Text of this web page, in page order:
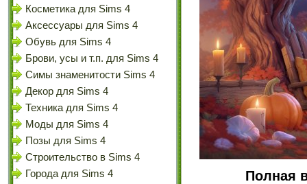
Косметика для Sims 4
Аксессуары для Sims 4
Обувь для Sims 4
Брови, усы и т.п. для Sims 4
Симы знаменитости Sims 4
Декор для Sims 4
Техника для Sims 4
Моды для Sims 4
Позы для Sims 4
Строительство в Sims 4
Города для Sims 4
Полная